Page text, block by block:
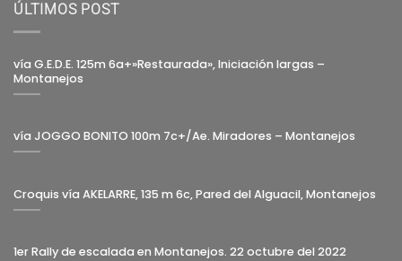
ÚLTIMOS POST
vía G.E.D.E. 125m 6a+»Restaurada», Iniciación largas –
Montanejos
vía JOGGO BONITO 100m 7c+/Ae. Miradores – Montanejos
Croquis vía AKELARRE, 135 m 6c, Pared del Alguacil, Montanejos
1er Rally de escalada en Montanejos. 22 octubre del 2022